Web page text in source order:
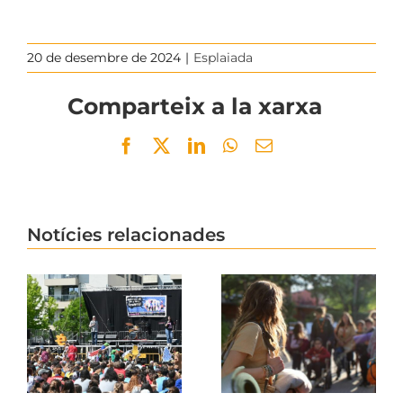
20 de desembre de 2024 | Esplaiada
Comparteix a la xarxa
Facebook
TwitterLinkedInWhatsApp
Email
Notícies relacionades